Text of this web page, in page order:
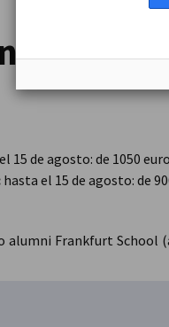
15 de agosto: de 1050
hasta el 15 de agosto: de
alumni Frankfurt School